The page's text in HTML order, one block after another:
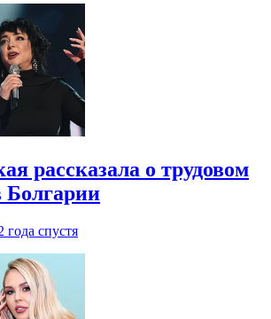
рассказала о трудовом
Болгарии
года спустя